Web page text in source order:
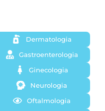
Dermatologia
Gastroenterologia
Ginecologia
Neurologia
Oftalmologia